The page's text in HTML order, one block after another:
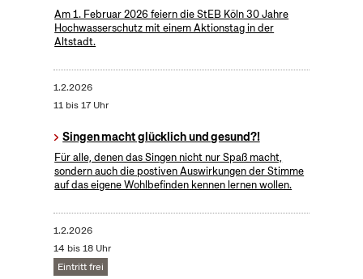
Am 1. Februar 2026 feiern die StEB Köln 30 Jahre
Hochwasserschutz mit einem Aktionstag in der
Altstadt.
1.2.2026
11 bis 17 Uhr
Singen macht glücklich und gesund?!
Für alle, denen das Singen nicht nur Spaß macht,
sondern auch die postiven Auswirkungen der Stimme
auf das eigene Wohlbefinden kennen lernen wollen.
1.2.2026
14 bis 18 Uhr
Eintritt frei